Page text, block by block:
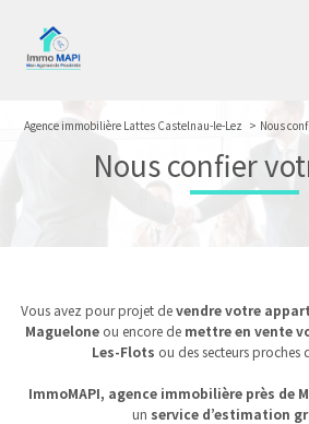
Agence immobilière Lattes Castelnau-le-Lez Nous
Nous confier
Vous avez pour projet devendre votre
Maguelone ou encore de mettre en vente
Les-Flots ou des secteurs proches
ImmoMAPI, agence immobilière près de
un service d’estimation